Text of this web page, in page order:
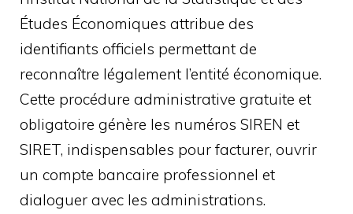
Études Économiques attribue des
identifiants officiels permettant de
reconnaître légalement l’entité économique.
Cette procédure administrative gratuite et
obligatoire génère les numéros SIREN et
SIRET, indispensables pour facturer, ouvrir
un compte bancaire professionnel et
dialoguer avec les administrations.